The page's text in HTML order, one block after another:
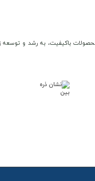
و محصولات باکیفیت، به رشد و